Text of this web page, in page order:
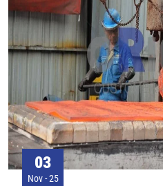
03
Nov - 25